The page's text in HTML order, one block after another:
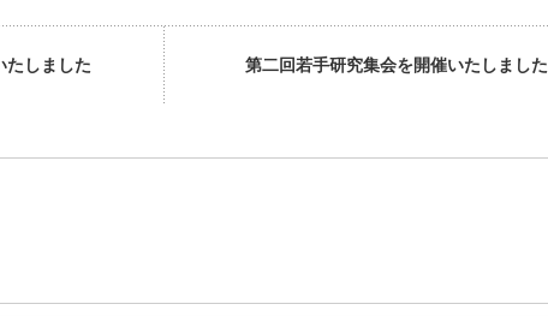
たしました 第二回若手研究集会を開催いたしました